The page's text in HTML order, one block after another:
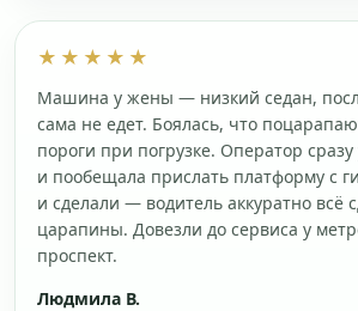
★★★★★
Машина у жены — низкий седан,
сама не едет. Боялась, что
пороги при погрузке. Оператор
и пообещала прислать платформу с
и сделали — водитель аккуратно всё
царапины. Довезли до сервиса у
проспект.
Людмила В.